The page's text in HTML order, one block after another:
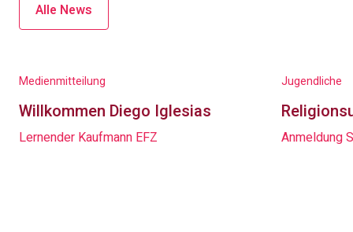
Alle News
Medienmitteilung
Willkommen Diego Iglesias
Lernender Kaufmann EFZ
Jugendliche
Anmeldung